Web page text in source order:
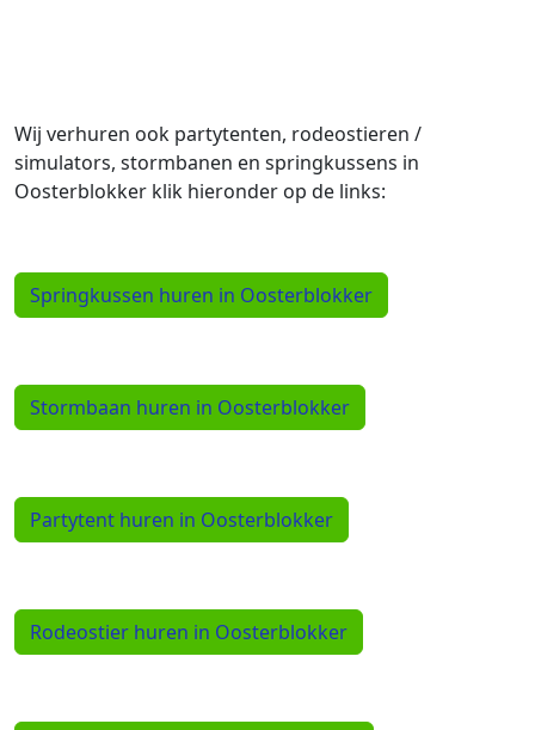
Wij verhuren ook partytenten, rodeostieren /
simulators, stormbanen en springkussens in
Oosterblokker klik hieronder op de links:
Springkussen huren in Oosterblokker
Stormbaan huren in Oosterblokker
Partytent huren in Oosterblokker
Rodeostier huren in Oosterblokker